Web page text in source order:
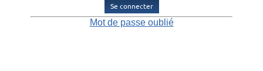
Se connecter
Mot de passe oublié